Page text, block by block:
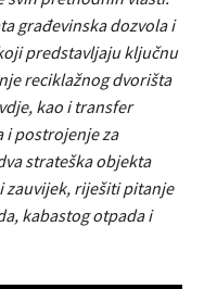
građevinska dozvola i
predstavljaju ključnu
reciklažnog dvorišta
kao i transfer
i postrojenje za
strateška objekta
zauvijek, riješiti pitanje
kabastog otpada i